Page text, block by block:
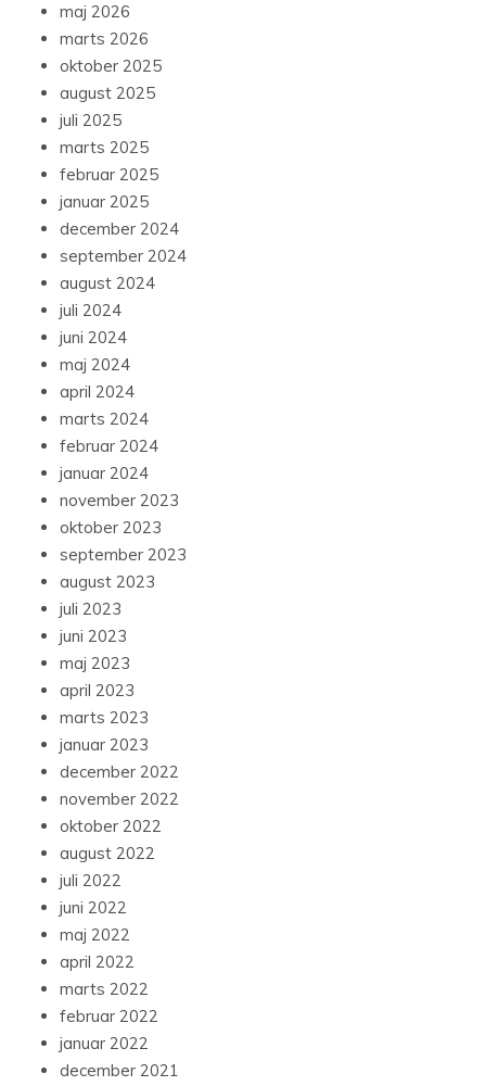
maj 2026
marts 2026
oktober 2025
august 2025
juli 2025
marts 2025
februar 2025
januar 2025
december 2024
september 2024
august 2024
juli 2024
juni 2024
maj 2024
april 2024
marts 2024
februar 2024
januar 2024
november 2023
oktober 2023
september 2023
august 2023
juli 2023
juni 2023
maj 2023
april 2023
marts 2023
januar 2023
december 2022
november 2022
oktober 2022
august 2022
juli 2022
juni 2022
maj 2022
april 2022
marts 2022
februar 2022
januar 2022
december 2021